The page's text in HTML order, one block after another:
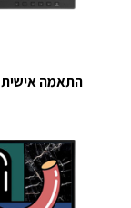
התאמה אישית